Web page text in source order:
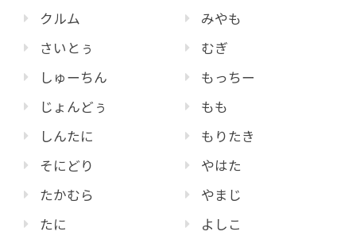
クルム
さいとぅ
しゅーちん
じょんどぅ
しんたに
そにどり
たかむら
たに
みやも
むぎ
もっちー
もも
もりたき
やはた
やまじ
よしこ